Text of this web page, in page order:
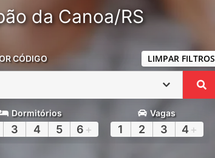
da Canoa/RS
CÓDIGO LIMPAR FILTROS
Dormitórios
3 4 5 6 +
Vagas
1 2 3 4 +